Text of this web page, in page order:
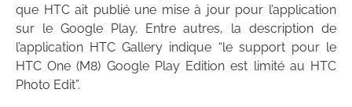
que HTC ait publié une mise à jour pour l’application
sur le Google Play. Entre autres, la description de
l’application HTC Gallery indique “le support pour le
HTC One (M8) Google Play Edition est limité au HTC
Photo Edit”.